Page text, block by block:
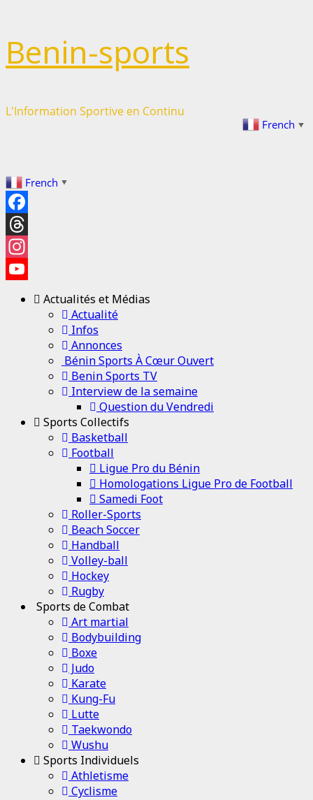
au
contenu
Benin-sports
L'Information Sportive en Continu
French ▼
French ▼
Facebook
Threads
Instagram
YouTube
Channel
Actualités et Médias
Actualité
Infos
Annonces
Bénin Sports À Cœur Ouvert
Benin Sports TV
Interview de la semaine
Question du Vendredi
Sports Collectifs
Basketball
Football
Ligue Pro du Bénin
Homologations Ligue Pro de Football
Samedi Foot
Roller-Sports
Beach Soccer
Handball
Volley-ball
Hockey
Rugby
Sports de Combat
Art martial
Bodybuilding
Boxe
Judo
Karate
Kung-Fu
Lutte
Taekwondo
Wushu
Sports Individuels
Athletisme
Cyclisme